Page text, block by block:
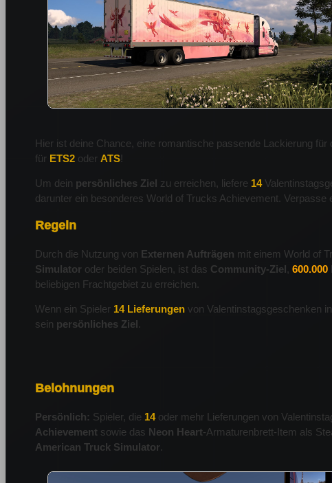
Hier ist deine Chance, eine romantische passende Lackierung
für ETS2 oder ATS!
Um dein persönliches Ziel zu erreichen, liefere 14
darunter ein besonderes World of Trucks Achievement. Verpasse
Regeln
Durch die Nutzung von Externen Aufträgen mit einem World of
Simulator oder beiden Spielen, ist das Community-Ziel, 600.000
beliebigen Frachtgebiet zu erreichen.
Wenn ein Spieler 14 Lieferungen von Valentinstagsgeschenken
sein persönliches Ziel.
Belohnungen
Persönlich: Spieler, die 14oder mehr Lieferungen von
Achievement sowie das Neon Heart-Armaturenbrett-Item als
American Truck Simulator.